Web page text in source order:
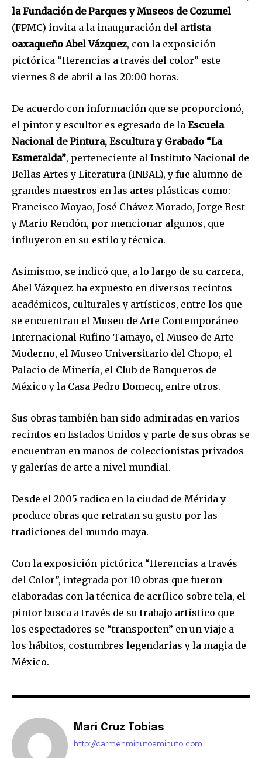
la Fundación de Parques y Museos de Cozumel
(FPMC) invita a la inauguración del artista
oaxaqueño Abel Vázquez, con la exposición
pictórica “Herencias a través del color” este
viernes 8 de abril a las 20:00 horas.
De acuerdo con información que se proporcionó,
el pintor y escultor es egresado de la Escuela
Nacional de Pintura, Escultura y Grabado “La
Esmeralda”, perteneciente al Instituto Nacional de
Bellas Artes y Literatura (INBAL), y fue alumno de
grandes maestros en las artes plásticas como:
Francisco Moyao, José Chávez Morado, Jorge Best
y Mario Rendón, por mencionar algunos, que
influyeron en su estilo y técnica.
Asimismo, se indicó que, a lo largo de su carrera,
Abel Vázquez ha expuesto en diversos recintos
académicos, culturales y artísticos, entre los que
se encuentran el Museo de Arte Contemporáneo
Internacional Rufino Tamayo, el Museo de Arte
Moderno, el Museo Universitario del Chopo, el
Palacio de Minería, el Club de Banqueros de
México y la Casa Pedro Domecq, entre otros.
Sus obras también han sido admiradas en varios
recintos en Estados Unidos y parte de sus obras se
encuentran en manos de coleccionistas privados
y galerías de arte a nivel mundial.
Desde el 2005 radica en la ciudad de Mérida y
produce obras que retratan su gusto por las
tradiciones del mundo maya.
Con la exposición pictórica “Herencias a través
del Color”, integrada por 10 obras que fueron
elaboradas con la técnica de acrílico sobre tela, el
pintor busca a través de su trabajo artístico que
los espectadores se “transporten” en un viaje a
los hábitos, costumbres legendarias y la magia de
México.
Mari Cruz Tobias
http://carmenminutoaminuto.com